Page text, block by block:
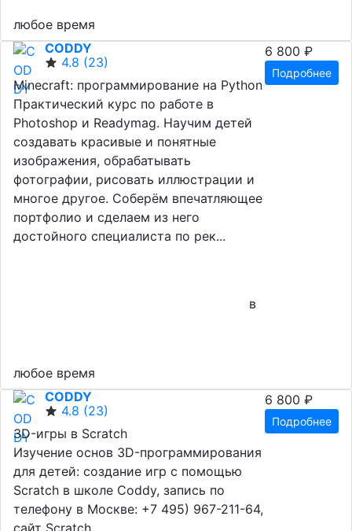
любое время
CODDY
4.8 (23)
Minecraft: программирование на Python
Практический курс по работе в
Photoshop и Readymag. Научим детей
создавать красивые и понятные
изображения, обрабатывать
фотографии, рисовать иллюстрации и
многое другое. Соберём впечатляющее
портфолио и сделаем из него
достойного специалиста по рек...
в
любое время
6 800 ₽
Подробнее
CODDY
4.8 (23)
3D-игры в Scratch
Изучение основ 3D-программирования
для детей: создание игр с помощью
Scratch в школе Coddy, запись по
телефону в Москве: +7 495) 967-211-64,
6 800 ₽
Подробнее